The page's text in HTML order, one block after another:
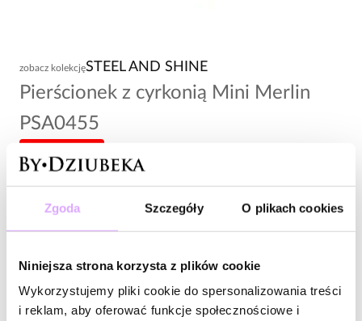
Zgoda Szczegóły O plikach cookies
Niniejsza strona korzysta z plików cookie
Wykorzystujemy pliki cookie do spersonalizowania treści
i reklam, aby oferować funkcje społecznościowe i
zobacz kolekcjęSTEEL AND SHINE
Pierścionek z cyrkonią Mini Merlin
PSA0455
89,00 zł
Wysyłka do 2 dni roboczych
Opis produktu